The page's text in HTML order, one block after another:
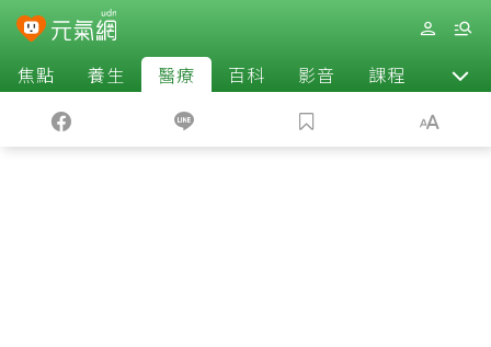
焦點 養生 醫療 百科 影音 課程 退休